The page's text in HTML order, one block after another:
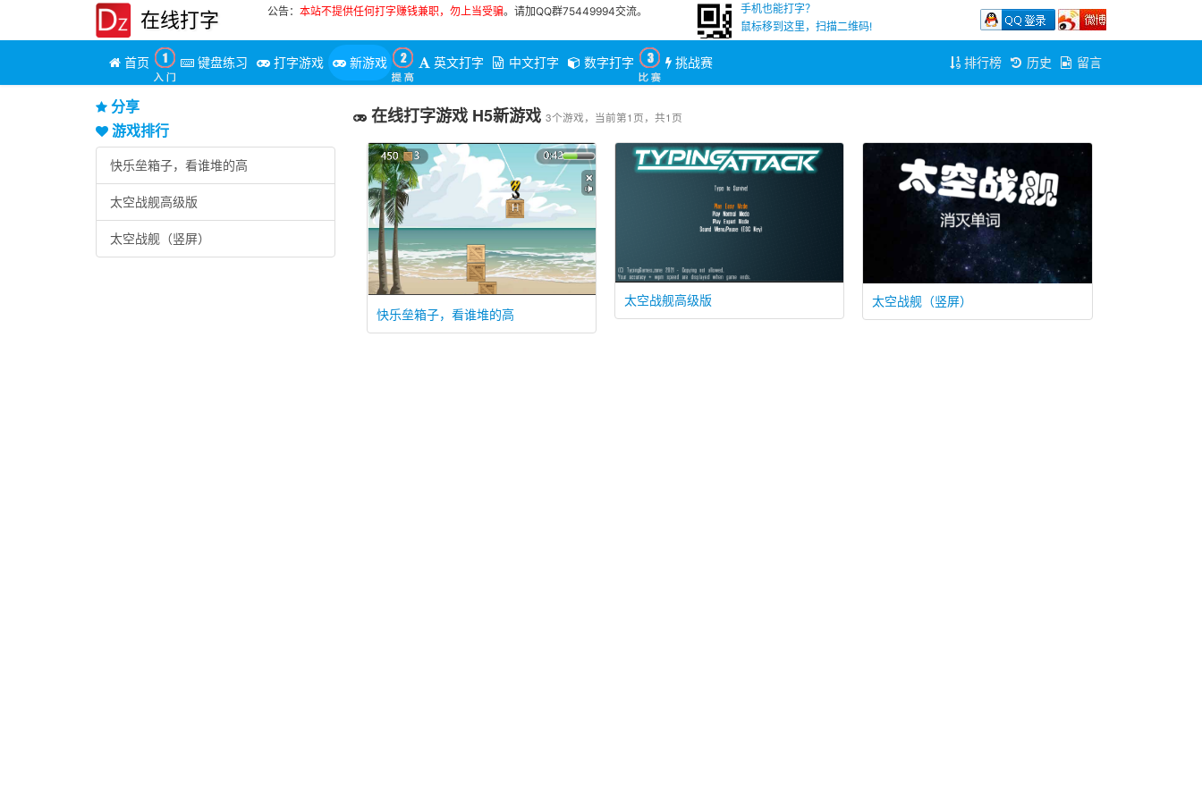
在线打字 公告： 本站不提供任何打字赚钱兼职，勿上当受骗。请加QQ群75449994交流。
手机也能打字？
鼠标移到这里，扫描二维码!
首页 键盘练习 打字游戏 新游戏 英文打字 中文打字 数字打字 挑战赛 排行榜 历史 留言
分享
游戏排行
快乐垒箱子，看谁堆的高
太空战舰高级版
太空战舰（竖屏）
在线打字游戏 H5新游戏 3个游戏，当前第1页，共1页
快乐垒箱子，看谁堆的高
太空战舰高级版 太空战舰（竖屏）